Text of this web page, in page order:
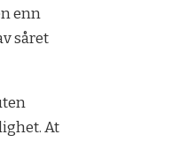
enn
såret
At